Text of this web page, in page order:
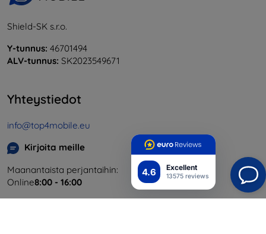
4.6 Excellent
13575 reviews
Shield-SK s.r.o.
Y-tunnus: 46701494
ALV-tunnus: SK2023549671
Yhteystiedot
info@top4mobile.eu
Kirjoita meille
Maanantaista perjantaihin:
Online8:00 - 16:00